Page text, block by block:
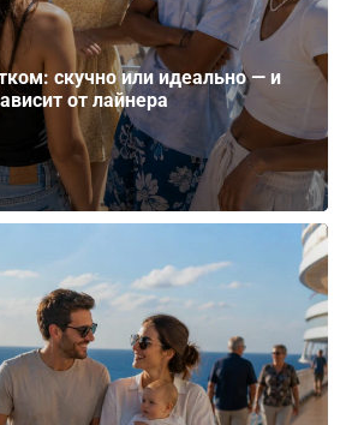
скучно или идеально — и
от лайнера